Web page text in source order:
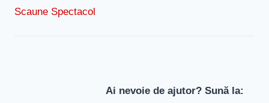
Scaune Spectacol
Ai nevoie de ajutor? Sună la: